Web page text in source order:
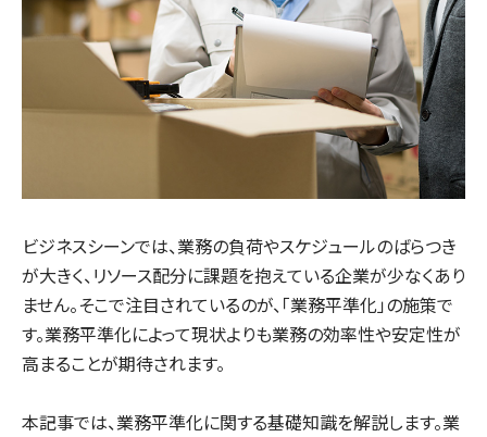
ビジネスシーンでは、業務の負荷やスケジュールのばらつき
が大きく、リソース配分に課題を抱えている企業が少なくあり
ません。そこで注目されているのが、「業務平準化」の施策で
す。業務平準化によって現状よりも業務の効率性や安定性が
高まることが期待されます。
本記事では、業務平準化に関する基礎知識を解説します。業